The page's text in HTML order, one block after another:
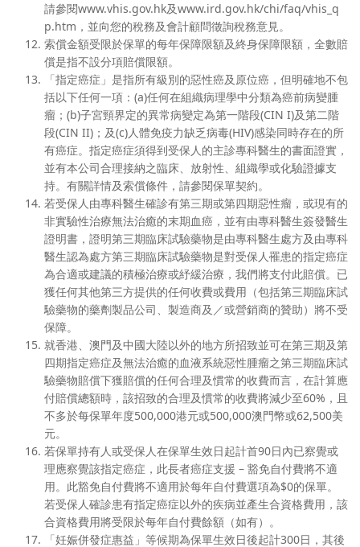
請參閱www.vhis.gov.hk及www.ird.gov.hk/chi/faq/vhis_q
p.htm，並向您的稅務及會計顧問徵詢稅務意見。
索償金額受限於保單的每年保障限額及終身保障限額，全數賠
償是指不設分項賠償限額。
「指定癌症」是指所有級別的惡性癌及原位癌，但明確地不包
括以下任何一項：(a)任何在組織病理學中分類為癌前病變腫
瘤；(b)子宮頸界定的異常病變定為第一階段(CIN I)及第二階
段(CIN II)；及(c)人體免疫力缺乏病毒(HIV)感染同時存在的所
有癌症。指定癌症須得到受保人的主診專科醫生的書面證實，
並有本公司合理接納之臨床、放射性、組織學或化驗證據支
持。有關詳情及索償條件，請參閱保單契約。
若受保人由專科醫生確診有第三期或第四期惡性瘤，或現有的
非實驗性治療無法治癒的末期血癌，並有由專科醫生簽發醫生
證明書，證明第三期臨床試驗藥物是由專科醫生處方及由專科
醫生認為處方第三期臨床試驗藥物是對受保人罹患的指定癌症
為合適或建議的積極治療或紓緩治療，我們將支付此賠償。已
獲任何其他第三方提供的任何收費或費用（包括第三期臨床試
驗藥物的藥劑製品公司、製造商及／或營銷商的贊助）將不受
保障。
就香港、澳門及中國大陸以外的地方所招致並可在第三期及第
四期指定癌症及無法治癒的血液系統惡性腫瘤之第三期臨床試
驗藥物賠償下獲賠償的任何合理及慣常的收費而言，在計算應
付賠償總額時，該招致的合理及慣常的收費將減少至60%，且
不多於每保單年度500,000港元或500,000澳門幣或62,500美
元。
若保單持有人或受保人在保單生效日起計首90日內已察覺或
理應察覺該指定癌症，此長者癌症支援 – 豁免自付費將不適
用。此豁免自付費將不適用於每年自付費選項為$0的保單。
若受保人確診患有指定癌症以外的疾病並產生合資格費用，該
合資格費用將受限於每年自付費餘額（如有）。
「妊娠併發症惠益」等候期為保單生效日後起計300日，其後